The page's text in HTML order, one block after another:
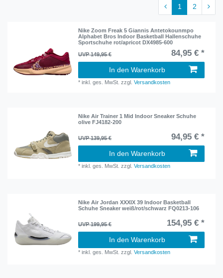
1 2
Nike Zoom Freak 5 Giannis Antetokounmpo
Alphabet Bros Indoor Basketball Hallenschuhe
Sportschuhe rot/apricot DX4985-600
UVP 149,95 €
84,95 € *
In den Warenkorb
*inkl. ges. MwSt. zzgl.Versandkosten
Nike Air Trainer 1 Mid Indoor Sneaker Schuhe
olive FJ4182-200
UVP 139,95 € 94,95 € *
In den Warenkorb
*inkl. ges. MwSt. zzgl.Versandkosten
Nike Air Jordan XXXIX 39 Indoor Basketball
Schuhe Sneaker weiß/rot/schwarz FQ0213-106
UVP 199,95 € 154,95 € *
In den Warenkorb
*inkl. ges. MwSt. zzgl.Versandkosten